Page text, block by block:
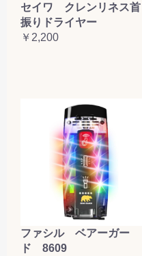
セイワ クレンリネス首
振りドライヤー
￥2,200
ファシル ベアーガー
ド 8609